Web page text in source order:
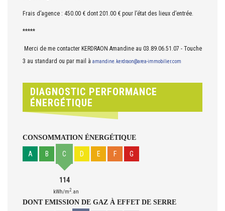
Frais d’agence : 450.00 € dont 201.00 € pour l’état des lieux d’entrée.
*****
Merci de me contacter KERDRAON Amandine au 03.89.06.51.07 - Touche
3 au standard ou par mail à amandine.kerdraon@area-immobilier.com
DIAGNOSTIC PERFORMANCE
ÉNERGÉTIQUE
CONSOMMATION ÉNERGÉTIQUE
A B C
114
kWh/m2.an
D E F G
DONT EMISSION DE GAZ À EFFET DE SERRE